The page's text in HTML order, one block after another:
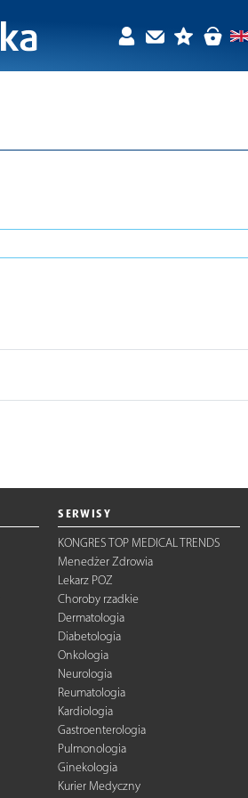
SERWISY
KONGRES TOP MEDICAL TRENDS
Menedżer Zdrowia
Lekarz POZ
Choroby rzadkie
Dermatologia
Diabetologia
Onkologia
Neurologia
Reumatologia
Kardiologia
Gastroenterologia
Pulmonologia
Ginekologia
Kurier Medyczny